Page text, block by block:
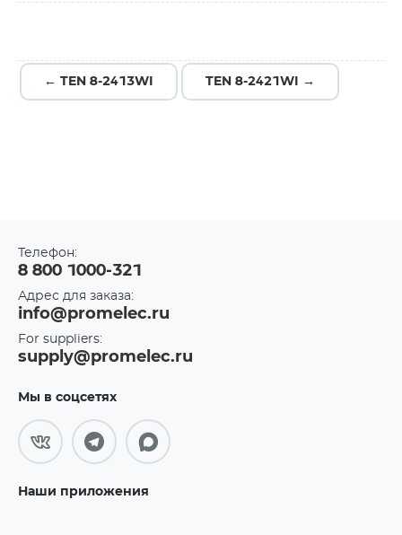
← TEN 8-2413WI TEN 8-2421WI →
Телефон:
8 800 1000-321
Адрес для заказа:
info@promelec.ru
For suppliers:
supply@promelec.ru
Мы в соцсетях
Наши приложения